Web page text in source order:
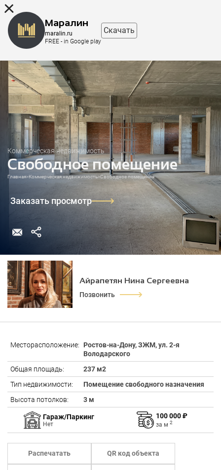
Коммерческая недвижимость
Свободное помещение
Главная>Коммерческая недвижимость>Свободное помещение
Заказать просмотр
Айрапетян Нина Сергеевна
Позвонить
Месторасположение:
Ростов-на-Дону, ЗЖМ, ул. 2-я
Володарского
Общая площадь:
237 м2
Тип недвижимости:
Помещение свободного назначения
Высота потолков:
3 м
Гараж/Паркинг
Нет
100 000 ₽
за м 2
Распечатать QR код объекта
Маралин
maralin.ru
FREE - in Google play
Скачать